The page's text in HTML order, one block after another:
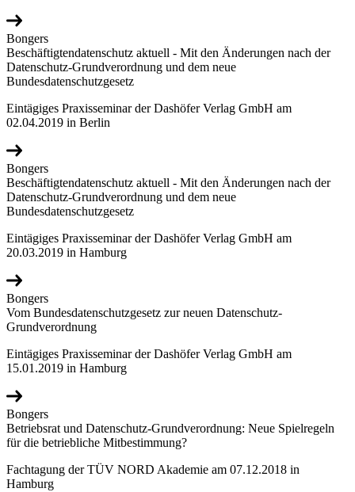
Bongers
Beschäftigtendatenschutz aktuell - Mit den Änderungen nach der
Datenschutz-Grundverordnung und dem neue
Bundesdatenschutzgesetz
Eintägiges Praxisseminar der Dashöfer Verlag GmbH am
02.04.2019 in Berlin
Bongers
Beschäftigtendatenschutz aktuell - Mit den Änderungen nach der
Datenschutz-Grundverordnung und dem neue
Bundesdatenschutzgesetz
Eintägiges Praxisseminar der Dashöfer Verlag GmbH am
20.03.2019 in Hamburg
Bongers
Vom Bundesdatenschutzgesetz zur neuen Datenschutz-
Grundverordnung
Eintägiges Praxisseminar der Dashöfer Verlag GmbH am
15.01.2019 in Hamburg
Bongers
Betriebsrat und Datenschutz-Grundverordnung: Neue Spielregeln
für die betriebliche Mitbestimmung?
Fachtagung der TÜV NORD Akademie am 07.12.2018 in
Hamburg